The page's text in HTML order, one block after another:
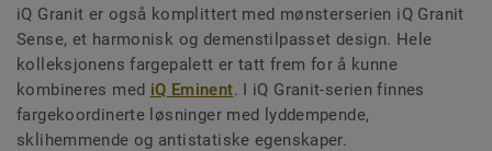
iQ Granit er også komplittert med mønsterserien iQ Granit
Sense, et harmonisk og demenstilpasset design. Hele
kolleksjonens fargepalett er tatt frem for å kunne
kombineres med iQ Eminent. I iQ Granit-serien finnes
fargekoordinerte løsninger med lyddempende,
sklihemmende og antistatiske egenskaper.